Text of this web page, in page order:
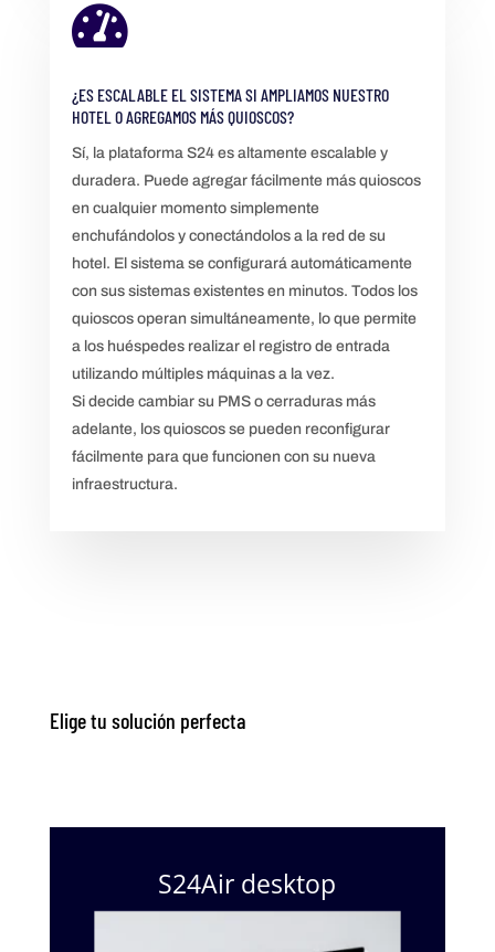

¿ES ESCALABLE EL SISTEMA SI AMPLIAMOS NUESTRO
HOTEL O AGREGAMOS MÁS QUIOSCOS?
Sí, la plataforma S24 es altamente escalable y
duradera. Puede agregar fácilmente más quioscos
en cualquier momento simplemente
enchufándolos y conectándolos a la red de su
hotel. El sistema se configurará automáticamente
con sus sistemas existentes en minutos. Todos los
quioscos operan simultáneamente, lo que permite
a los huéspedes realizar el registro de entrada
utilizando múltiples máquinas a la vez.
Si decide cambiar su PMS o cerraduras más
adelante, los quioscos se pueden reconfigurar
fácilmente para que funcionen con su nueva
infraestructura.
Elige tu solución perfecta
S24Air desktop